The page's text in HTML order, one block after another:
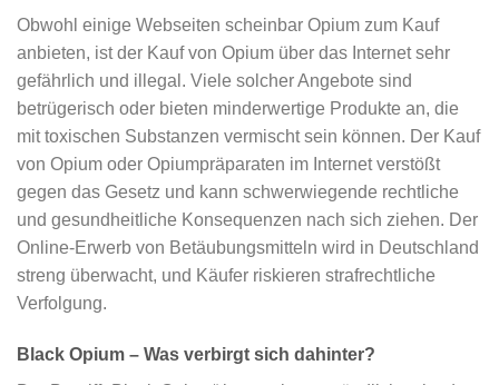
Obwohl einige Webseiten scheinbar Opium zum Kauf
anbieten, ist der Kauf von Opium über das Internet sehr
gefährlich und illegal. Viele solcher Angebote sind
betrügerisch oder bieten minderwertige Produkte an, die
mit toxischen Substanzen vermischt sein können. Der Kauf
von Opium oder Opiumpräparaten im Internet verstößt
gegen das Gesetz und kann schwerwiegende rechtliche
und gesundheitliche Konsequenzen nach sich ziehen. Der
Online-Erwerb von Betäubungsmitteln wird in Deutschland
streng überwacht, und Käufer riskieren strafrechtliche
Verfolgung.
Black Opium – Was verbirgt sich dahinter?